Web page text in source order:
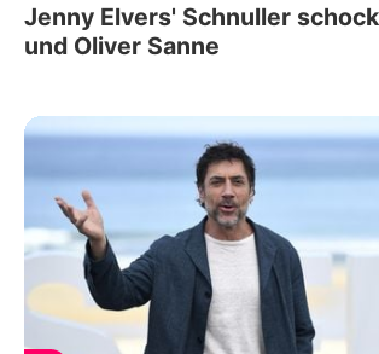
Jenny Elvers' Schnuller
und Oliver Sanne